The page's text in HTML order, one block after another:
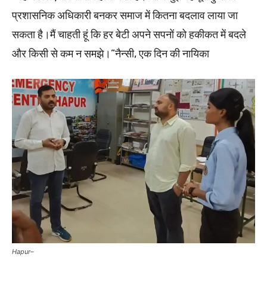
प्रशासनिक अधिकारी बनकर समाज में कितना बदलाव लाया जा
सकता है।मैं चाहती हूं कि हर बेटी अपने सपनों को हकीकत में बदले
और किसी से कम न समझे।”नैन्सी, एक दिन की नायिका
Hapur–